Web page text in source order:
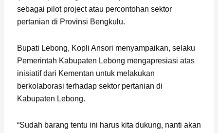
sebagai pilot project atau percontohan sektor
pertanian di Provinsi Bengkulu.
Bupati Lebong, Kopli Ansori menyampaikan, selaku
Pemerintah Kabupaten Lebong mengapresiasi atas
inisiatif dari Kementan untuk melakukan
berkolaborasi terhadap sektor pertanian di
Kabupaten Lebong.
“Sudah barang tentu ini harus kita dukung, nanti akan